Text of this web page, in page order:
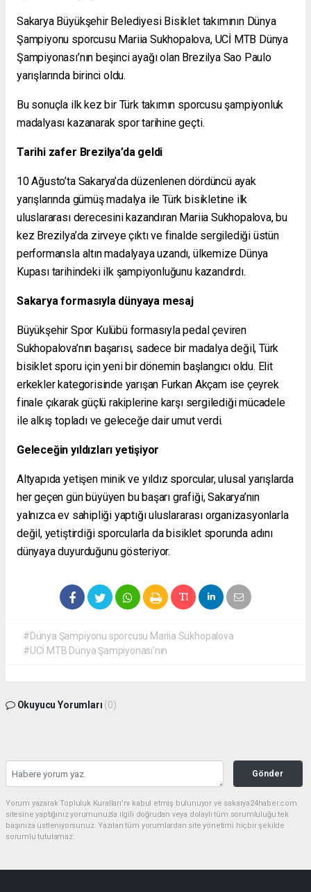
Sakarya Büyükşehir Belediyesi Bisiklet takımının Dünya
Şampiyonu sporcusu Mariia Sukhopalova, UCİ MTB Dünya
Şampiyonası’nın beşinci ayağı olan Brezilya Sao Paulo
yarışlarında birinci oldu.
Bu sonuçla ilk kez bir Türk takımın sporcusu şampiyonluk
madalyası kazanarak spor tarihine geçti.
Tarihi zafer Brezilya’da geldi
10 Ağusto’ta Sakarya’da düzenlenen dördüncü ayak
yarışlarında gümüş madalya ile Türk bisikletine ilk
uluslararası derecesini kazandıran Mariia Sukhopalova, bu
kez Brezilya’da zirveye çıktı ve finalde sergilediği üstün
performansla altın madalyaya uzandı, ülkemize Dünya
Kupası tarihindeki ilk şampiyonluğunu kazandırdı.
Sakarya formasıyla dünyaya mesaj
Büyükşehir Spor Kulübü formasıyla pedal çeviren
Sukhopalova’nın başarısı, sadece bir madalya değil, Türk
bisiklet sporu için yeni bir dönemin başlangıcı oldu. Elit
erkekler kategorisinde yarışan Furkan Akçam ise çeyrek
finale çıkarak güçlü rakiplerine karşı sergilediği mücadele
ile alkış topladı ve geleceğe dair umut verdi.
Geleceğin yıldızları yetişiyor
Altyapıda yetişen minik ve yıldız sporcular, ulusal yarışlarda
her geçen gün büyüyen bu başarı grafiği, Sakarya’nın
yalnızca ev sahipliği yaptığı uluslararası organizasyonlarla
değil, yetiştirdiği sporcularla da bisiklet sporunda adını
dünyaya duyurduğunu gösteriyor.
#Dünya Şampiyonu sporcusu Mariia Sukhopalova
#UCİ MTB Dünya Şampiyonası’nın
Okuyucu Yorumları (0)
Gönder
Yorum yazarak Topluluk Kuralları’nı kabul etmiş bulunuyor ve sakarya24haber.com
sitesine yaptığınız yorumunuzla ilgili doğrudan veya dolaylı tüm sorumluluğu tek
başınıza üstleniyorsunuz. Yazılan tüm yorumlardan site yönetimi hiçbir şekilde
sorumlu tutulamaz.